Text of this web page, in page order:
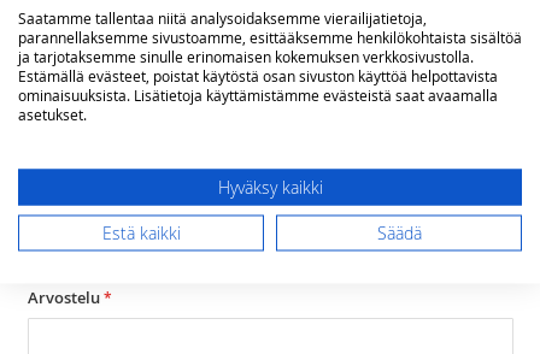
Arviosi
Rating
1
star
2
stars
3
stars
4
stars
5
stars
Nimimerkki
Yhteenveto
Arvostelu
Saatamme tallentaa niitä analysoidaksemme vierailijatietoja,
parannellaksemme sivustoamme, esittääksemme henkilökohtaista sisältöä
ja tarjotaksemme sinulle erinomaisen kokemuksen verkkosivustolla.
Estämällä evästeet, poistat käytöstä osan sivuston käyttöä helpottavista
ominaisuuksista. Lisätietoja käyttämistämme evästeistä saat avaamalla
asetukset.
Hyväksy kaikki
Estä kaikki Säädä